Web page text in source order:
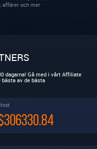
affärer och mer
dagarna! Gå med i vårt Affiliate
av de bästa